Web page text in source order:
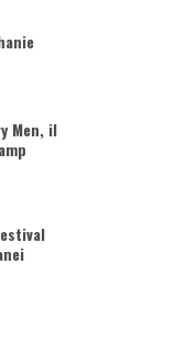
Men, il